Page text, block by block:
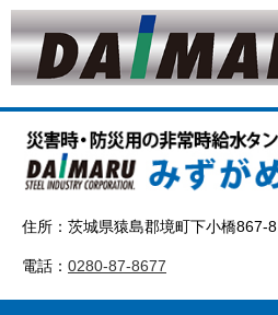
住所：茨城県猿島郡境町下小橋867-8
電話： 0280-87-8677